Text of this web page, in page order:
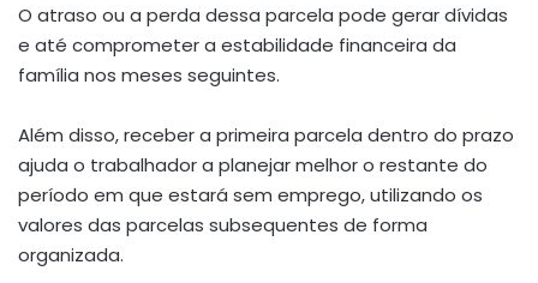
O atraso ou a perda dessa parcela pode gerar dívidas
e até comprometer a estabilidade financeira da
família nos meses seguintes.
Além disso, receber a primeira parcela dentro do prazo
ajuda o trabalhador a planejar melhor o restante do
período em que estará sem emprego, utilizando os
valores das parcelas subsequentes de forma
organizada.